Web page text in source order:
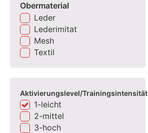
Obermaterial
Leder
Lederimitat
Mesh
Textil
Aktivierungslevel/Trainingsintensität
1-leicht
2-mittel
3-hoch